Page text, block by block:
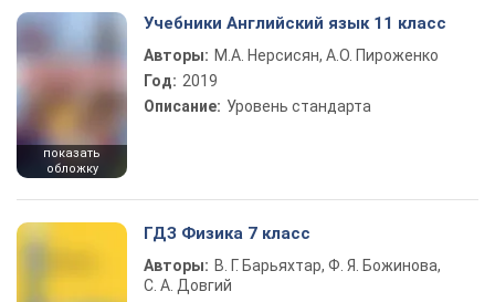
показать
обложку
Учебники Английский язык 11 класс
Авторы: М.А. Нерсисян, А.О. Пироженко
Год: 2019
Описание: Уровень стандарта
ГДЗ Физика 7 класс
Авторы: В. Г. Барьяхтар, Ф. Я. Божинова,
С. А. Довгий